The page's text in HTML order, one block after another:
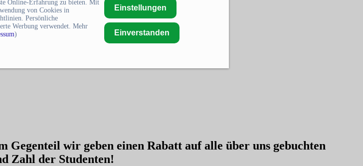
Online-Erfahrung zu bieten. Mit
von Cookies in
Persönliche
Werbung verwendet. Mehr
)
Einstellungen
Einverstanden
Gegenteil wir geben einen Rabatt auf alle über uns gebuchten
Zahl der Studenten!